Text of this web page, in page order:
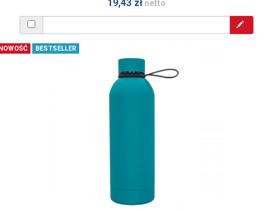
19,43 zł netto
BESTSELLER